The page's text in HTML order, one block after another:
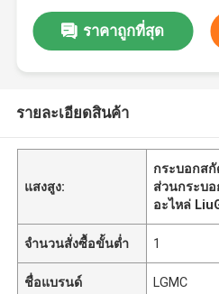
ราคาถูกที่สุด
รายละเอียดสินค้า
แสงสูง:
กระบอกส
ส่วนกระบอ
อะไหล่
จำนวนสั่งซื้อขั้นต่ำ 1
ชื่อแบรนด์ LGMC